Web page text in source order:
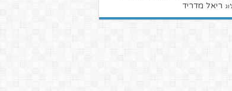
ריאל מדריד